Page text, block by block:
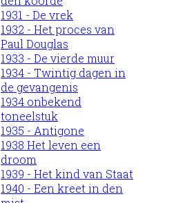
1931 - De vrek
1932 - Het proces van
Paul Douglas
1933 - De vierde muur
1934 - Twintig dagen in
de gevangenis
1934 onbekend
toneelstuk
1935 - Antigone
1938 Het leven een
droom
1939 - Het kind van Staat
1940 - Een kreet in den